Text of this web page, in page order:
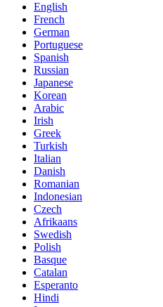
English
French
German
Portuguese
Spanish
Russian
Japanese
Korean
Arabic
Irish
Greek
Turkish
Italian
Danish
Romanian
Indonesian
Czech
Afrikaans
Swedish
Polish
Basque
Catalan
Esperanto
Hindi